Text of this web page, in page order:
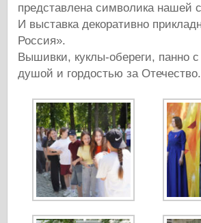
представлена символика нашей
И выставка декоративно
Россия».
Вышивки, куклы-обереги, панно
душой и гордостью за Отечество.